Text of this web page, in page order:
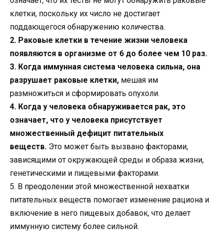
клетки, поскольку их число не достигает
поддающегося обнаружению количества.
2. Раковые клетки в течение жизни человека
появляются в организме от 6 до более чем 10 раз.
3. Когда иммунная система человека сильна, она
разрушает раковые клетки, мешая им
размножиться и сформировать опухоли.
4. Когда у человека обнаруживается рак, это
означает, что у человека присутствует
множественный дефицит питательных
веществ. Это может быть вызвано факторами,
зависящими от окружающей среды и образа жизни,
генетическими и пищевыми факторами.
5. В преодолении этой множественной нехватки
питательных веществ помогает изменение рациона и
включение в него пищевых добавок, что делает
иммунную систему более сильной.